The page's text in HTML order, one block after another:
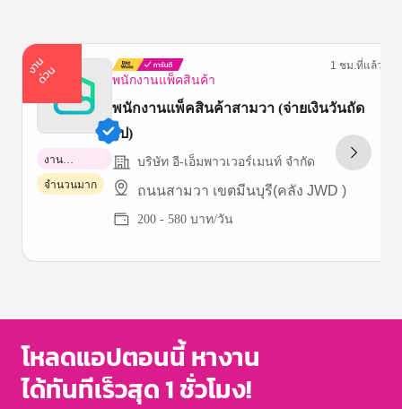
ง
า
น
ด่
ว
น พนักงานแพ็คสินค้า
1 ชม.ที่แล้ว
พนักงานแพ็คสินค้าสามวา (จ่ายเงินวันถัด
ไป)
บริษัท อี-เอ็มพาวเวอร์เมนท์ จำกัด
ถนนสามวา เขตมีนบุรี(คลัง JWD )
200 - 580 บาท/วัน
งาน
พาร์ทไทม์
จำนวนมาก
of
โหลดแอปตอนนี้ หางาน
ได้ทันทีเร็วสุด 1 ชั่วโมง!